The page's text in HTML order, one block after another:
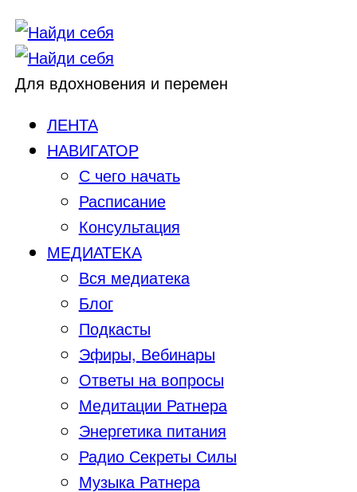
Для вдохновения и перемен
ЛЕНТА
НАВИГАТОР
С чего начать
Расписание
Консультация
МЕДИАТЕКА
Вся медиатека
Блог
Подкасты
Эфиры, Вебинары
Ответы на вопросы
Медитации Ратнера
Энергетика питания
Радио Секреты Силы
Музыка Ратнера